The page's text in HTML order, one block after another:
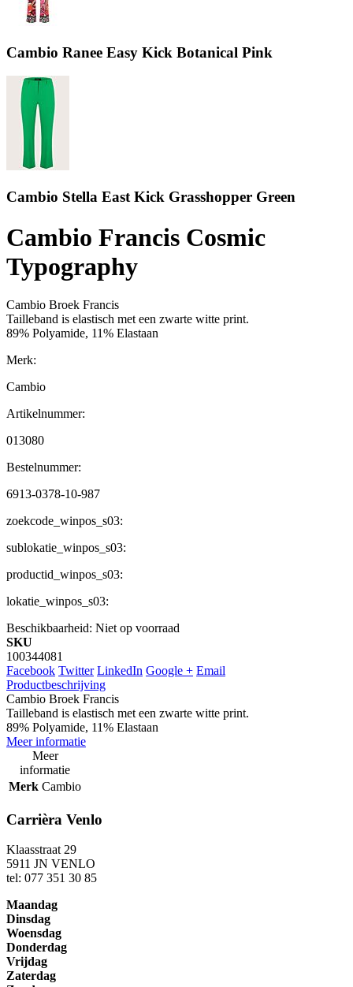
Cambio Ranee Easy Kick Botanical Pink
Cambio Stella East Kick Grasshopper Green
Cambio Francis Cosmic
Typography
Cambio Broek Francis
Tailleband is elastisch met een zwarte witte print.
89% Polyamide, 11% Elastaan
Merk:
Cambio
Artikelnummer:
013080
Bestelnummer:
6913-0378-10-987
zoekcode_winpos_s03:
sublokatie_winpos_s03:
productid_winpos_s03:
lokatie_winpos_s03:
Beschikbaarheid: Niet op voorraad
SKU
100344081
Facebook Twitter LinkedIn Google + Email
Productbeschrijving
Cambio Broek Francis
Tailleband is elastisch met een zwarte witte print.
89% Polyamide, 11% Elastaan
Meer informatie
Meer
informatie
Merk Cambio
Carrièra Venlo
Klaasstraat 29
5911 JN VENLO
tel: 077 351 30 85
Maandag
Dinsdag
Woensdag
Donderdag
Vrijdag
Zaterdag